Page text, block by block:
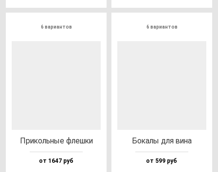
6 вариантов
При­коль­ные флеш­ки
от 1647 руб
6 вариантов
Бока­лы для ви­на
от 599 руб